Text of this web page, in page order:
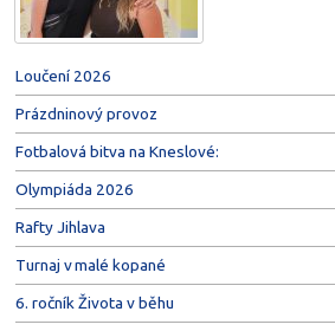
Loučení 2026
Prázdninový provoz
Fotbalová bitva na Kneslové:
Olympiáda 2026
Rafty Jihlava
Turnaj v malé kopané
6. ročník Života v běhu